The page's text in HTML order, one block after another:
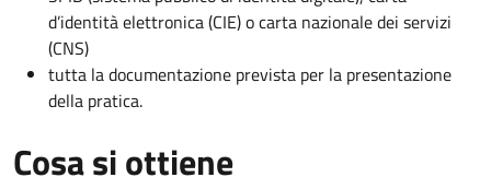
d’identità elettronica (CIE) o carta nazionale dei servizi
(CNS)
tutta la documentazione prevista per la presentazione
della pratica.
Cosa si ottiene